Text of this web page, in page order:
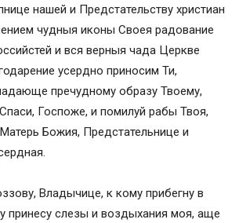
нашей и Предстательству христиан
чудныя иконы Своея радование
и вся верныя чада Церкве
усердно приносим Ти,
пречудному образу Твоему,
Госпоже, и помилуй рабы Твоя,
Божия, Предстательнице и
Владычице, к кому прибегну в
принесу слезы и воздыхания моя, аще